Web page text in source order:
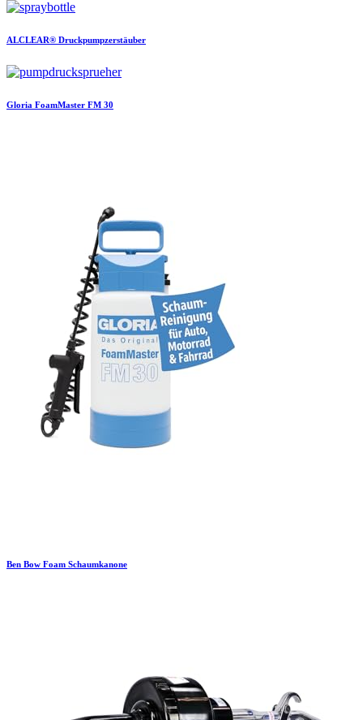
ALCLEAR® Druckpumpzerstäuber
Gloria FoamMaster FM 30
Ben Bow Foam Schaumkanone